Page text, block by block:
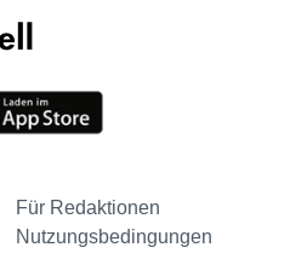
Für Redaktionen
Nutzungsbedingungen